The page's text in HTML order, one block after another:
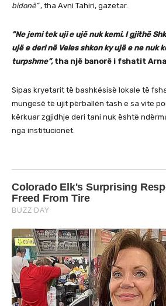
bidonë”, tha Avni Tahiri, gazetar.
”Ne jemi tek uji e ujë nuk kemi. I gjithë
ujë e deri në Veles shkon ky ujë e ne nuk
turpshme”,tha një banorë i fshatit
Sipas kryetarit të bashkësisë lokale të
mungesë të ujit përballën tash e sa vite
kërkuar zgjidhje deri tani nuk është
nga institucionet.